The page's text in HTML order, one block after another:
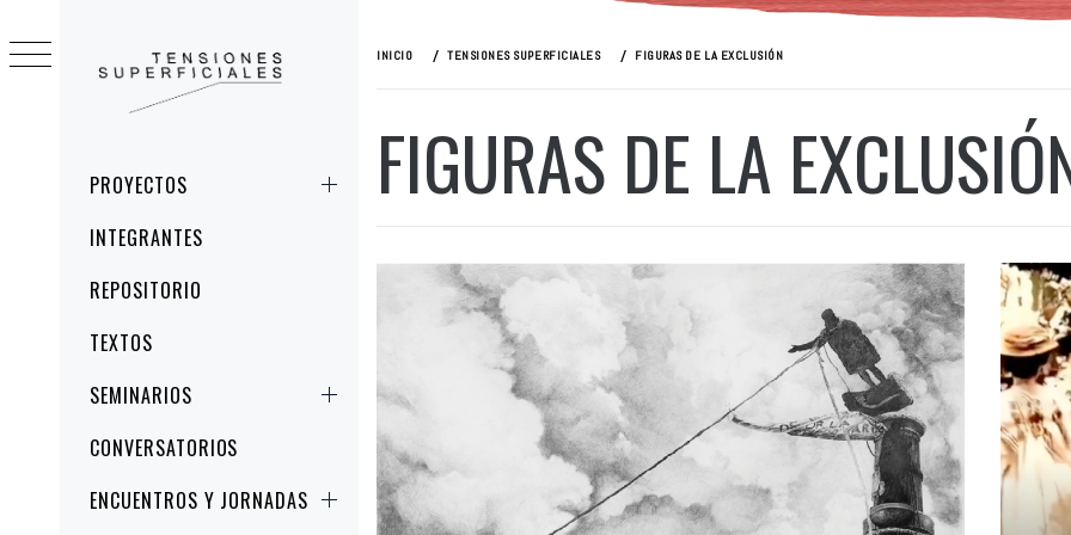
principalPROYECTOS
INTEGRANTES
REPOSITORIO
TEXTOS
SEMINARIOS
CONVERSATORIOS
ENCUENTROS Y JORNADAS
al
contenido
INICIO TENSIONES SUPERFICIALES FIGURAS DE LA EXCLUSIÓN
FIGURAS DE LA